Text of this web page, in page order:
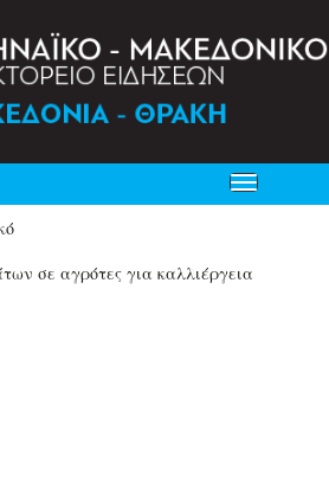
Toggle
navigation
σε αγρότες για καλλιέργεια